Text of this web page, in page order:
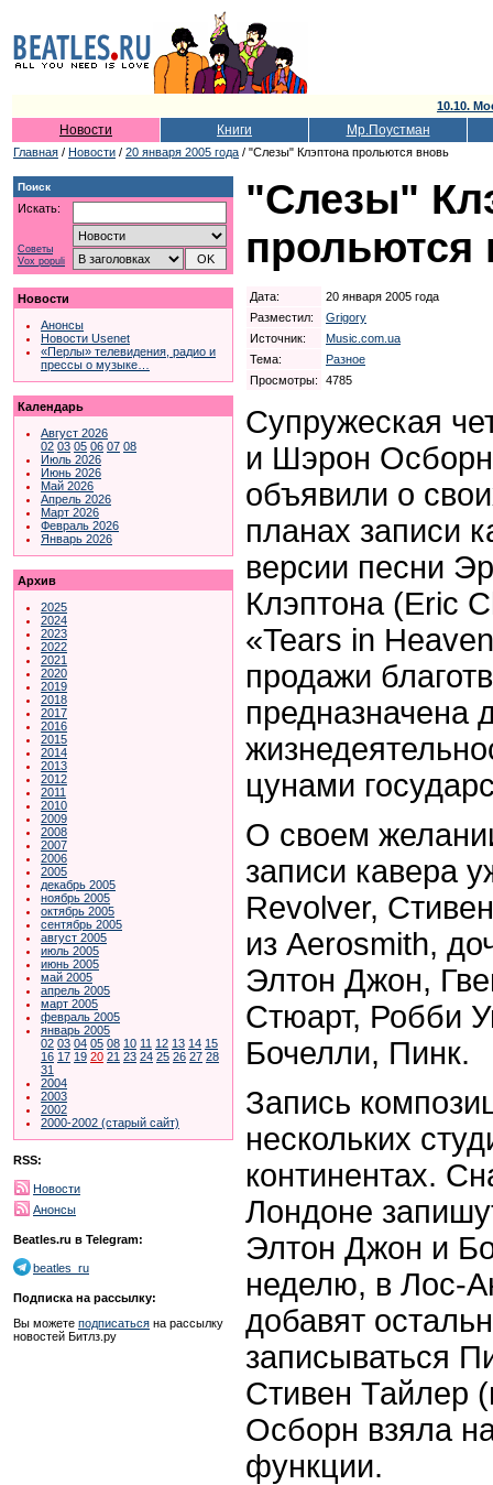
10.10.
Новости Книги Мр.Поустман
Главная / Новости / 20 января 2005 года / "Слезы" Клэптона прольются вновь
Поиск
Искать:
Советы
Vox populi
Новости
Анонсы
Новости Usenet
«Перлы» телевидения, радио и
прессы о музыке…
Календарь
Август 2026
02 03 05 06 07 08
Июль 2026
Июнь 2026
Май 2026
Апрель 2026
Март 2026
Февраль 2026
Январь 2026
Архив
2025
2024
2023
2022
2021
2020
2019
2018
2017
2016
2015
2014
2013
2012
2011
2010
2009
2008
2007
2006
2005
декабрь 2005
ноябрь 2005
октябрь 2005
сентябрь 2005
август 2005
июль 2005
июнь 2005
май 2005
апрель 2005
март 2005
февраль 2005
январь 2005
02 03 04 05 08 10 11 12 13 14 15
16 17 19 20 21 23 24 25 26 27 28
31
2004
2003
2002
2000-2002 (старый сайт)
RSS:
Новости
Анонсы
Beatles.ru в Telegram:
beatles_ru
Подписка на рассылку:
Вы можете подписаться на рассылку
новостей Битлз.ру
"Слезы"
прольются
Дата:
20 января 2005 года
Разместил:
Grigory
Источник:
Music.com.ua
Тема:
Разное
Просмотры:
4785
Супружеская
и Шэрон
объявили о
планах записи
версии песни
Клэптона (Eric
«Tears in
продажи
предназначена
цунами
О своем
записи кавера
Revolver,
из Aerosmith,
Элтон Джон,
Стюарт, Робби
Бочелли, Пинк.
Запись
нескольких
континентах.
Лондоне
Элтон Джон и
неделю, в Лос-
добавят
записываться
Стивен Тайлер
Осборн взяла
функции.